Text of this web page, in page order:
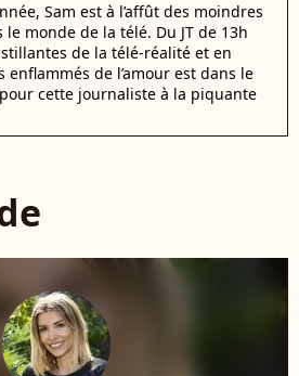
Sam est à l’affût des moindres
monde de la télé. Du JT de 13h
de la télé-réalité et en
enflammés de l’amour est dans le
cette journaliste à la piquante